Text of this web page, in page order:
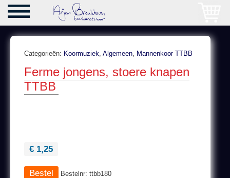
Categorieën: Koormuziek, Algemeen, Mannenkoor TTBB
Ferme jongens, stoere knapen
TTBB
€ 1,25
Bestelnr: ttbb180